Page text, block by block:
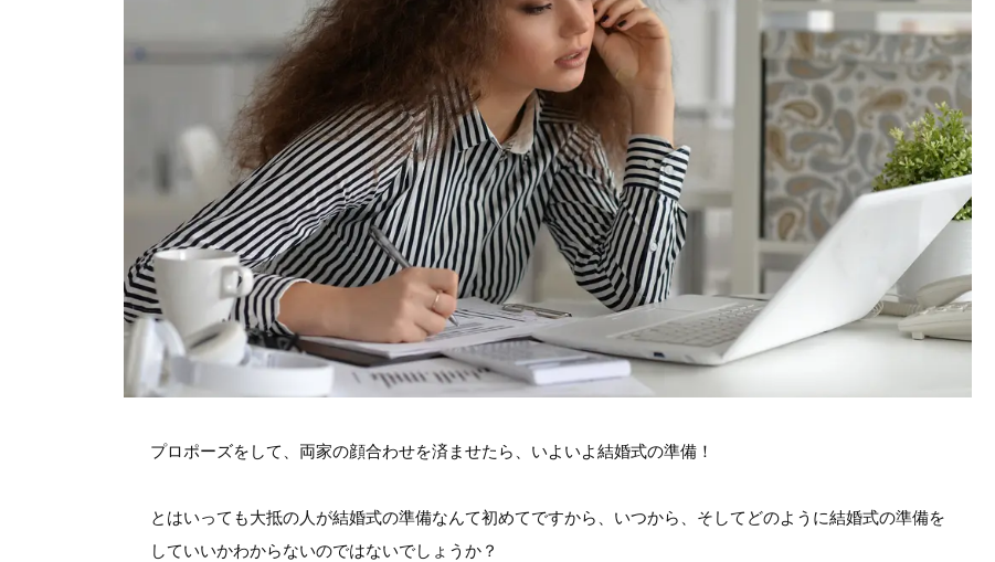
プロポーズをして、両家の顔合わせを済ませたら、いよいよ結婚式の準備！
とはいっても大抵の人が結婚式の準備なんて初めてですから、いつから、そしてどのように結婚式の準備を
していいかわからないのではないでしょうか？